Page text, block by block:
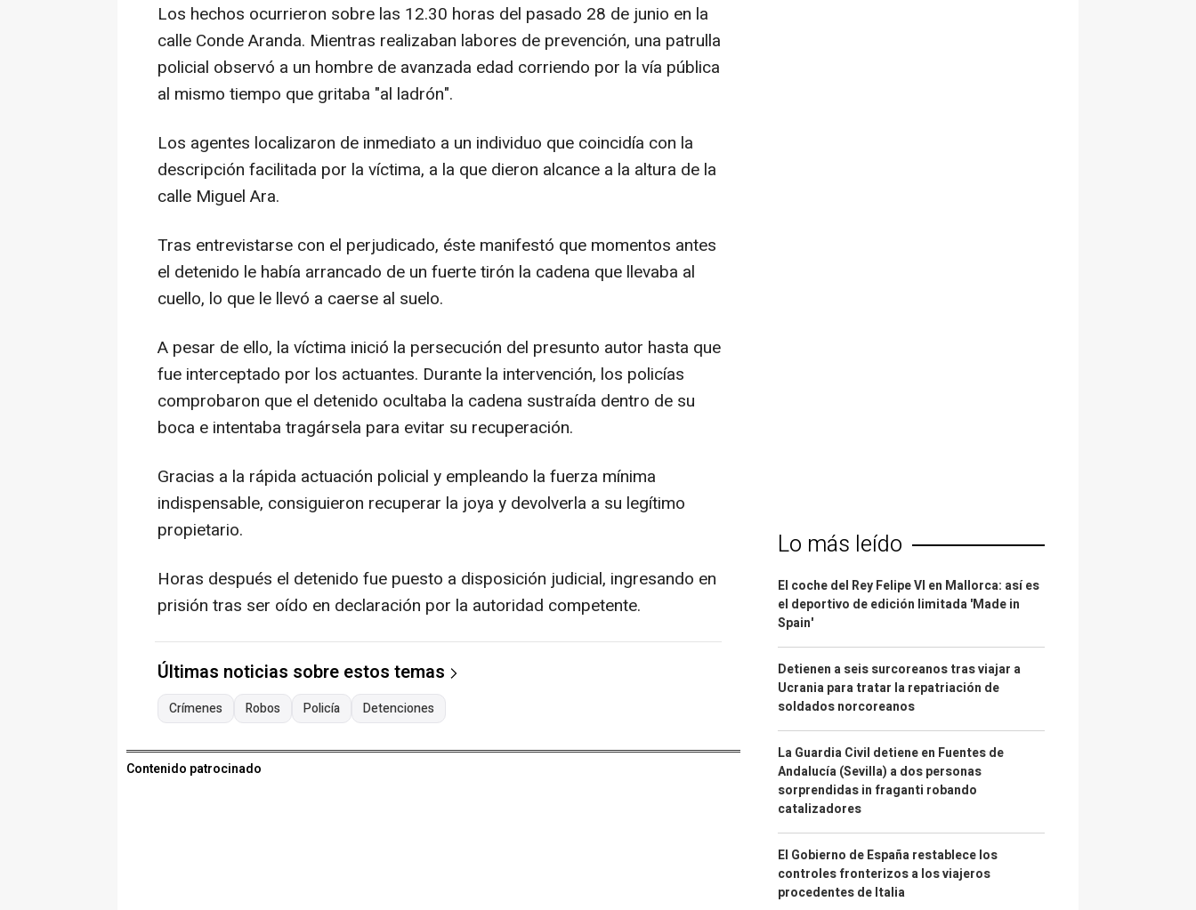
Los hechos ocurrieron sobre las 12.30 horas del pasado 28 de junio en la
calle Conde Aranda. Mientras realizaban labores de prevención, una patrulla
policial observó a un hombre de avanzada edad corriendo por la vía pública
al mismo tiempo que gritaba "al ladrón".
Los agentes localizaron de inmediato a un individuo que coincidía con la
descripción facilitada por la víctima, a la que dieron alcance a la altura de la
calle Miguel Ara.
Tras entrevistarse con el perjudicado, éste manifestó que momentos antes
el detenido le había arrancado de un fuerte tirón la cadena que llevaba al
cuello, lo que le llevó a caerse al suelo.
A pesar de ello, la víctima inició la persecución del presunto autor hasta que
fue interceptado por los actuantes. Durante la intervención, los policías
comprobaron que el detenido ocultaba la cadena sustraída dentro de su
boca e intentaba tragársela para evitar su recuperación.
Gracias a la rápida actuación policial y empleando la fuerza mínima
indispensable, consiguieron recuperar la joya y devolverla a su legítimo
propietario.
Horas después el detenido fue puesto a disposición judicial, ingresando en
prisión tras ser oído en declaración por la autoridad competente.
Últimas noticias sobre estos temas
Crímenes Robos Policía Detenciones
Contenido patrocinado
Lo más leído
El coche del Rey Felipe VI en Mallorca: así es
el deportivo de edición limitada 'Made in
Spain'
Detienen a seis surcoreanos tras viajar a
Ucrania para tratar la repatriación de
soldados norcoreanos
La Guardia Civil detiene en Fuentes de
Andalucía (Sevilla) a dos personas
sorprendidas in fraganti robando
catalizadores
El Gobierno de España restablece los
controles fronterizos a los viajeros
procedentes de Italia